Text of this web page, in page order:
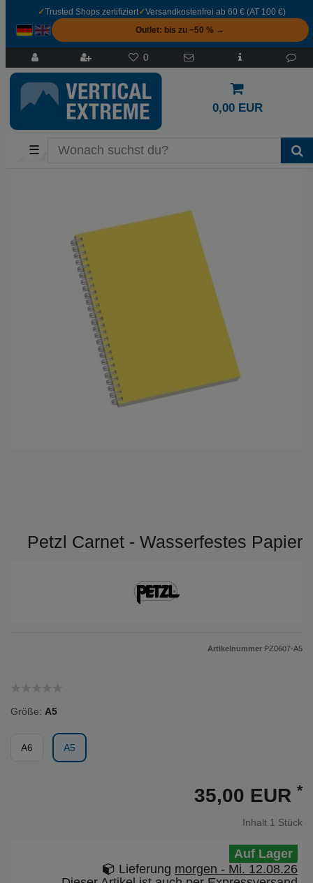
✓Trusted Shops zertifiziert✓Versandkostenfrei ab 60 € (AT 100 €)
Outlet: bis zu −50 % →
0
0,00 EUR
☰
Petzl Carnet - Wasserfestes Papier
Artikelnummer PZ0607-A5
Größe: A5
A6 A5
35,00 EUR *
Inhalt 1 Stück
Auf Lager
Lieferung morgen - Mi. 12.08.26